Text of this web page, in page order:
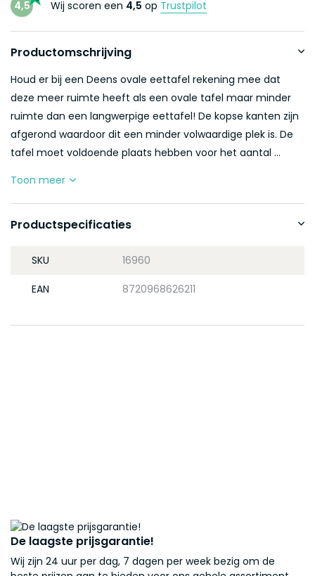
4,5 Wij scoren een 4,5 op Trustpilot
Productomschrijving
Houd er bij een Deens ovale eettafel rekening mee dat
deze meer ruimte heeft als een ovale tafel maar minder
ruimte dan een langwerpige eettafel! De kopse kanten zijn
afgerond waardoor dit een minder volwaardige plek is. De
tafel moet voldoende plaats hebben voor het aantal ...
Toon meer
Productspecificaties
SKU 16960
EAN 8720968626211
De laagste prijsgarantie!
Wij zijn 24 uur per dag, 7 dagen per week bezig om de